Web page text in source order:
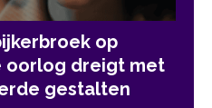
op
oorlog dreigt met
gestalten